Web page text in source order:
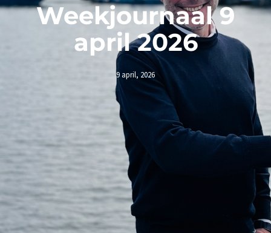
Weekjournaal 9
april 2026
9 april, 2026